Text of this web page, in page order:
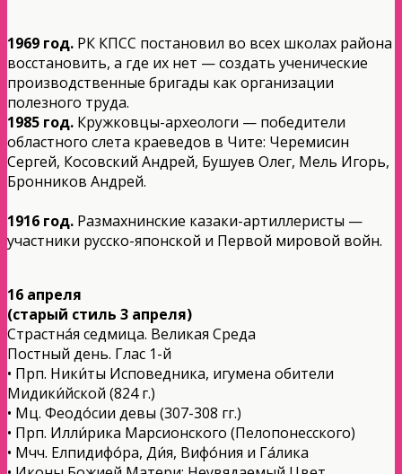
1969 год. РК КПСС постановил во всех школах района
восстановить, а где их нет — создать ученические
производственные бригады как организации
полезного труда.
1985 год. Кружковцы-археологи — победители
областного слета краеведов в Чите: Черемисин
Сергей, Косовский Андрей, Бушуев Олег, Мель Игорь,
Бронников Андрей.
1916 год. Размахнинские казаки-артиллеристы —
участники русско-японской и Первой мировой войн.
16 апреля
(старый стиль 3 апреля)
Страстна́я седмица. Великая Среда
Постный день. Глас 1-й
• Прп. Ники́ты Исповедника, игумена обители
Мидики́йской (824 г.)
• Мц. Феодо́сии девы (307-308 гг.)
• Прп. Илли́рика Марсионского (Пелопонесского)
• Мчч. Елпидифо́ра, Ди́я, Вифо́ния и Га́лика